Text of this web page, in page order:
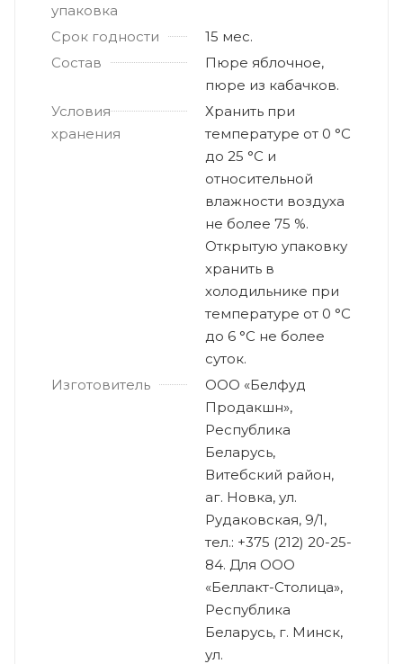
упаковка
Срок годности
15 мес.
Состав
Пюре яблочное,
пюре из кабачков.
Условия
хранения
Хранить при
температуре от 0 °С
до 25 °С и
относительной
влажности воздуха
не более 75 %.
Открытую упаковку
хранить в
холодильнике при
температуре от 0 °С
до 6 °С не более
суток.
Изготовитель
ООО «Белфуд
Продакшн»,
Республика
Беларусь,
Витебский район,
аг. Новка, ул.
Рудаковская, 9/1,
тел.: +375 (212) 20-25-
84. Для ООО
«Беллакт-Столица»,
Республика
Беларусь, г. Минск,
ул.